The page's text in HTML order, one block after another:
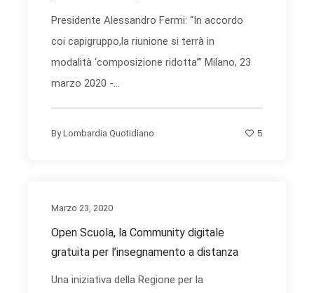
Presidente Alessandro Fermi: “In accordo
coi capigruppo,la riunione si terrà in
modalità ‘composizione ridotta’” Milano, 23
marzo 2020 -...
ByLombardia Quotidiano 5
Marzo 23, 2020
Open Scuola, la Community digitale
gratuita per l’insegnamento a distanza
Una iniziativa della Regione per la